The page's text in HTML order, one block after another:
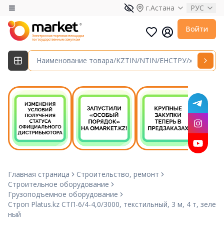
г.Астана РУС
Войти
Главная страница
Строительство, ремонт
Строительное оборудование
Грузоподъемное оборудование
Строп Platus.kz СТП-6/4-4,0/3000, текстильный, 3 м, 4 т, зеле
ный